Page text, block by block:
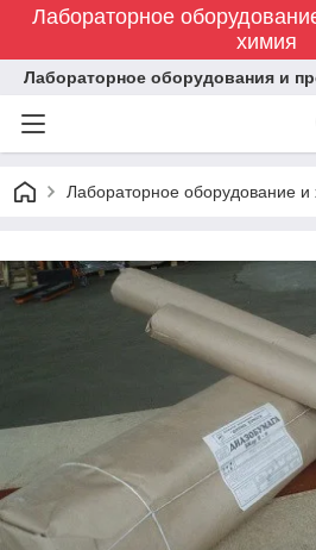
Лабораторное
химия
Лабораторное оборудования и
Лабораторное оборудование и